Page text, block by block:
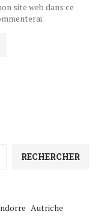
site web dans ce
RECHERCHER
Autriche